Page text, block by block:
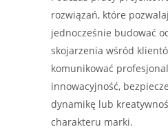
rozwiązań, które
jednocześnie budować
skojarzenia wśród
komunikować
innowacyjność,
dynamikę lub
charakteru marki.